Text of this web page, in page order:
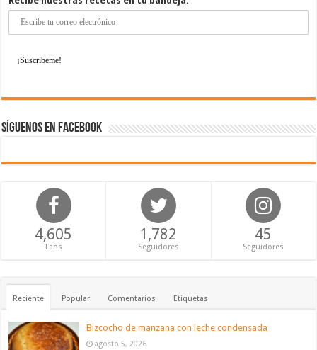
Síguenos en Facebook
4,605
Fans
1,782
Seguidores
45
Seguidores
Reciente Popular Comentarios Etiquetas
Bizcocho de manzana con leche condensada
agosto 5, 2026